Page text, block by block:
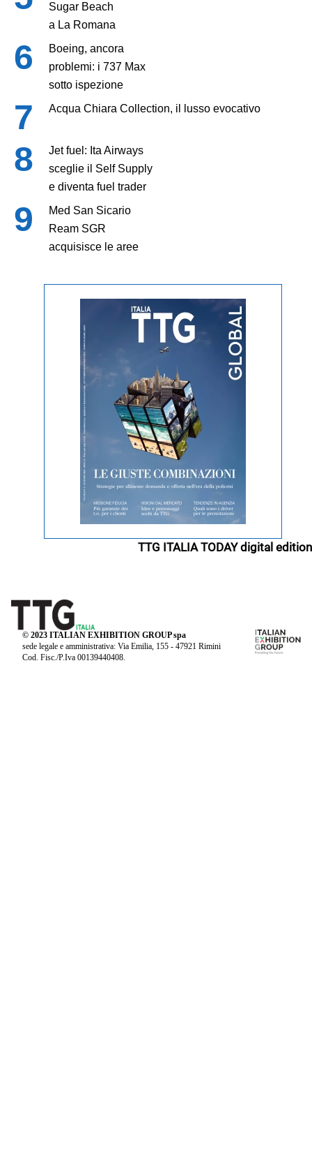
Sugar Beach
a La Romana
Boeing, ancora
problemi: i 737 Max
sotto ispezione
Acqua Chiara Collection, il lusso evocativo
Jet fuel: Ita Airways
sceglie il Self Supply
e diventa fuel trader
Med San Sicario
Ream SGR
acquisisce le aree
TTG ITALIA TODAY digital edition
© 2023 ITALIAN EXHIBITION GROUP spa
sede legale e amministrativa: Via Emilia, 155 - 47921 Rimini
Cod. Fisc./P.Iva 00139440408.